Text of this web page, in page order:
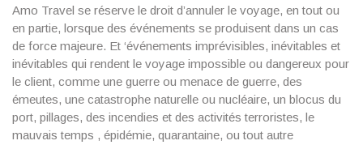
Amo Travel se réserve le droit d’annuler le voyage, en tout ou
en partie, lorsque des événements se produisent dans un cas
de force majeure. Et ‘événements imprévisibles, inévitables et
inévitables qui rendent le voyage impossible ou dangereux pour
le client, comme une guerre ou menace de guerre, des
émeutes, une catastrophe naturelle ou nucléaire, un blocus du
port, pillages, des incendies et des activités terroristes, le
mauvais temps , épidémie, quarantaine, ou tout autre